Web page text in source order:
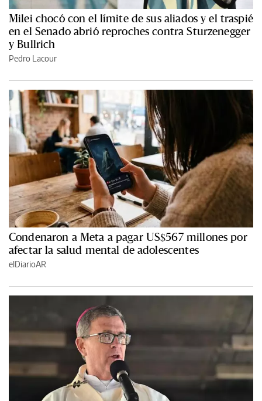
Milei chocó con el límite de sus aliados y el traspié
en el Senado abrió reproches contra Sturzenegger
y Bullrich
Pedro Lacour
Condenaron a Meta a pagar US$567 millones por
afectar la salud mental de adolescentes
elDiarioAR